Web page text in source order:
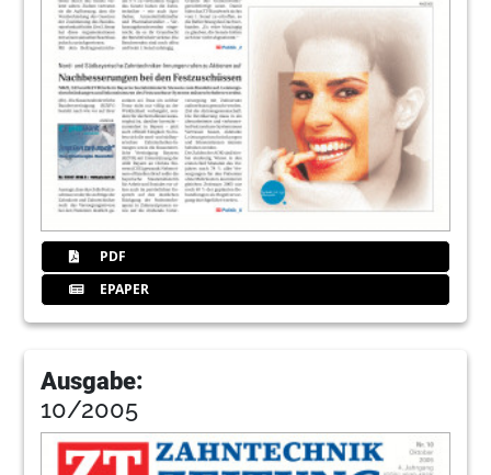
PDF
EPAPER
Ausgabe:
10/2005